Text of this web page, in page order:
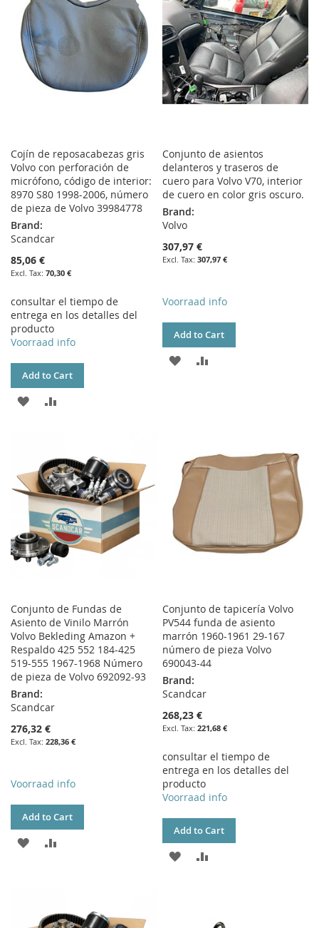
LIST
LIST
Cojín de reposacabezas gris
Volvo con perforación de
micrófono, código de interior:
8970 S80 1998-2006, número
de pieza de Volvo 39984778
Brand:
Scandcar
85,06 €
70,30 €
consultar el tiempo de
entrega en los detalles del
producto
Voorraad info
Add to Cart
ADD
LIST
Conjunto de asientos
delanteros y traseros de
cuero para Volvo V70, interior
de cuero en color gris oscuro.
Brand:
Volvo
307,97 €
307,97 €
Voorraad info
Add to Cart
ADD
Conjunto de Fundas de
Asiento de Vinilo Marrón
Volvo Bekleding Amazon +
Respaldo 425 552 184-425
519-555 1967-1968 Número
de pieza de Volvo 692092-93
Brand:
Scandcar
276,32 €
228,36 €
Voorraad info
Add to Cart
ADD
LIST
Conjunto de tapicería Volvo
PV544 funda de asiento
marrón 1960-1961 29-167
número de pieza Volvo
690043-44
Brand:
Scandcar
268,23 €
221,68 €
consultar el tiempo de
entrega en los detalles del
producto
Voorraad info
Add to Cart
ADD